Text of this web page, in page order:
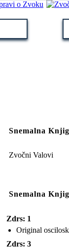
Snemalna
Zvočni Valovi
Snemalna
Zdrs: 1
Original
Zdrs: 3